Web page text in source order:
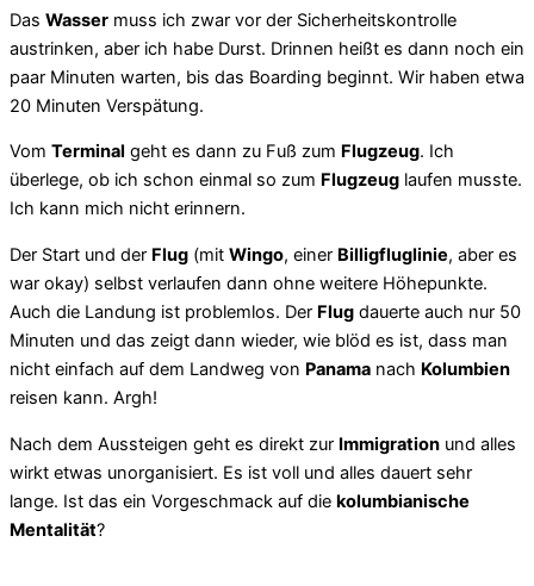
Das Wasser muss ich zwar vor der Sicherheitskontrolle
austrinken, aber ich habe Durst. Drinnen heißt es dann noch ein
paar Minuten warten, bis das Boarding beginnt. Wir haben etwa
20 Minuten Verspätung.
Vom Terminal geht es dann zu Fuß zum Flugzeug. Ich
überlege, ob ich schon einmal so zum Flugzeug laufen musste.
Ich kann mich nicht erinnern.
Der Start und der Flug (mit Wingo, einer Billigfluglinie, aber es
war okay) selbst verlaufen dann ohne weitere Höhepunkte.
Auch die Landung ist problemlos. Der Flug dauerte auch nur 50
Minuten und das zeigt dann wieder, wie blöd es ist, dass man
nicht einfach auf dem Landweg von Panama nach Kolumbien
reisen kann. Argh!
Nach dem Aussteigen geht es direkt zur Immigration und alles
wirkt etwas unorganisiert. Es ist voll und alles dauert sehr
lange. Ist das ein Vorgeschmack auf die kolumbianische
Mentalität?